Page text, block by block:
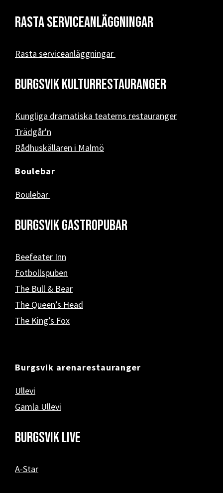
Rasta serviceanläggningar
Rasta serviceanläggningar
Burgsvik kulturrestauranger
Kungliga dramatiska teaterns restauranger
Trädgår'n
Rådhuskällaren i Malmö
Boulebar
Boulebar
Burgsvik Gastropubar
Beefeater Inn
Fotbollspuben
The Bull & Bear
The Queen’s Head
The King’s Fox
Burgsvik arenarestauranger
Ullevi
Gamla Ullevi
Burgsvik Live
A-Star